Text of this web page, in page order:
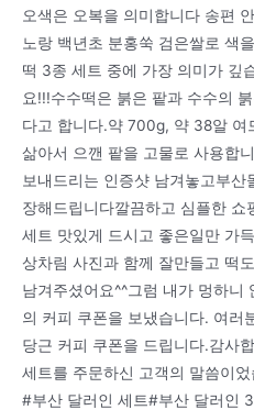
오색은 오복을 의미합니다 송편
노랑 백년초 분홍쑥 검은쌀로 색
떡 3종 세트 중에 가장 의미가 깊
요!!!수수떡은 붉은 팥과 수수의
다고 합니다.약 700g, 약 38알 여
삶아서 으깬 팥을 고물로 사용합
보내드리는 인증샷 남겨놓고부
장해드립니다깔끔하고 심플한
세트 맛있게 드시고 좋은일만 가
상차림 사진과 함께 잘만들고 떡
남겨주셨어요^^그럼 내가 멍하니
의 커피 쿠폰을 보냈습니다. 여러
당근 커피 쿠폰을 드립니다.감사
세트를 주문하신 고객의 말씀이
#부산 달러인 세트#부산 달러인